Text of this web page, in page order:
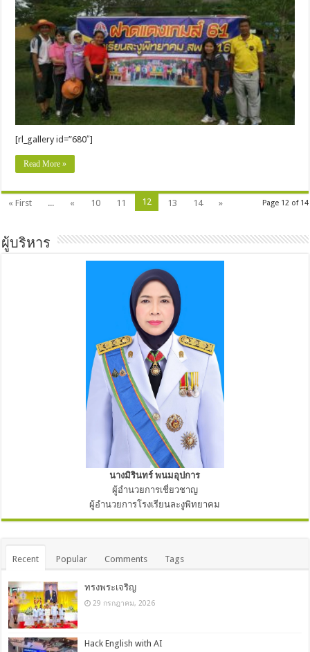
[rl_gallery id=”680″]
Read More »
Page 12 of 14
« First ... « 10 11 12 13 14 »
ผู้บริหาร
นางมิรินทร์ พนมอุปการ
ผู้อำนวยการเชี่ยวชาญ
ผู้อำนวยการโรงเรียนละงูพิทยาคม
Recent Popular Comments Tags
ทรงพระเจริญ
29 กรกฎาคม, 2026
Hack English with AI